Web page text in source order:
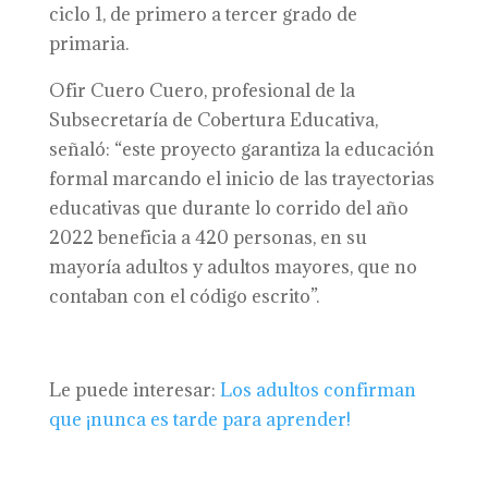
ciclo 1, de primero a tercer grado de
primaria.
Ofir Cuero Cuero, profesional de la
Subsecretaría de Cobertura Educativa,
señaló: “este proyecto garantiza la educación
formal marcando el inicio de las trayectorias
educativas que durante lo corrido del año
2022 beneficia a 420 personas, en su
mayoría adultos y adultos mayores, que no
contaban con el código escrito”.
Le puede interesar: Los adultos confirman
que ¡nunca es tarde para aprender!